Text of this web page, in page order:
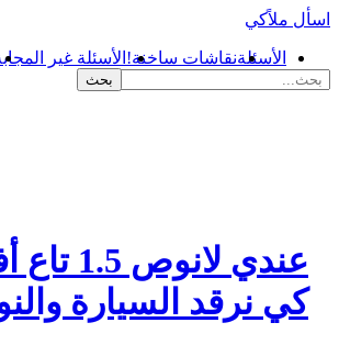
اسأل ملاًكي
الأسئلةنقاشات ساخنة! الأسئلة غير
عندي
كي نرقد السيارة